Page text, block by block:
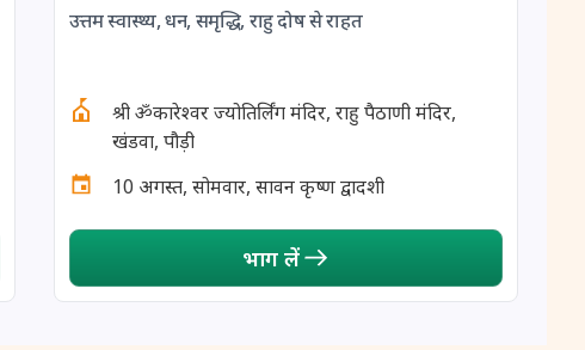
13 August, 2026
14 August, 2026 Chandra Darshan
15 August, 2026 Andal Jayanthi
15 August, 2026 Hariyali Teej
उत्तम स्वास्थ्य, धन, समृद्धि, राहु दोष से राहत
श्री ॐकारेश्वर ज्योतिर्लिंग मंदिर, राहु पैठाणी मंदिर,
खंडवा, पौड़ी
10 अगस्त, सोमवार, सावन कृष्ण द्वादशी
भाग लें